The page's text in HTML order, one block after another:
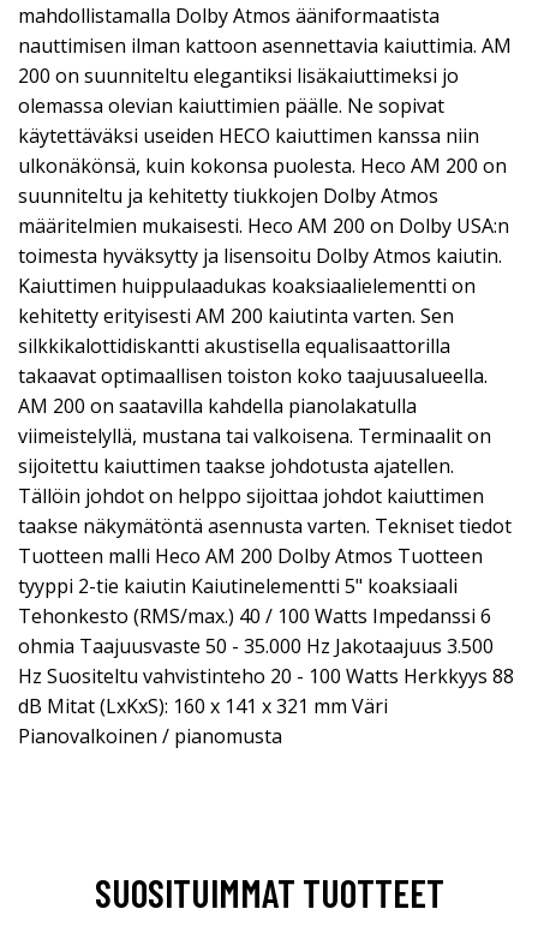
mahdollistamalla Dolby Atmos ääniformaatista
nauttimisen ilman kattoon asennettavia kaiuttimia. AM
200 on suunniteltu elegantiksi lisäkaiuttimeksi jo
olemassa olevian kaiuttimien päälle. Ne sopivat
käytettäväksi useiden HECO kaiuttimen kanssa niin
ulkonäkönsä, kuin kokonsa puolesta. Heco AM 200 on
suunniteltu ja kehitetty tiukkojen Dolby Atmos
määritelmien mukaisesti. Heco AM 200 on Dolby USA:n
toimesta hyväksytty ja lisensoitu Dolby Atmos kaiutin.
Kaiuttimen huippulaadukas koaksiaalielementti on
kehitetty erityisesti AM 200 kaiutinta varten. Sen
silkkikalottidiskantti akustisella equalisaattorilla
takaavat optimaallisen toiston koko taajuusalueella.
AM 200 on saatavilla kahdella pianolakatulla
viimeistelyllä, mustana tai valkoisena. Terminaalit on
sijoitettu kaiuttimen taakse johdotusta ajatellen.
Tällöin johdot on helppo sijoittaa johdot kaiuttimen
taakse näkymätöntä asennusta varten. Tekniset tiedot
Tuotteen malli Heco AM 200 Dolby Atmos Tuotteen
tyyppi 2-tie kaiutin Kaiutinelementti 5" koaksiaali
Tehonkesto (RMS/max.) 40 / 100 Watts Impedanssi 6
ohmia Taajuusvaste 50 - 35.000 Hz Jakotaajuus 3.500
Hz Suositeltu vahvistinteho 20 - 100 Watts Herkkyys 88
dB Mitat (LxKxS): 160 x 141 x 321 mm Väri
Pianovalkoinen / pianomusta
SUOSITUIMMAT TUOTTEET